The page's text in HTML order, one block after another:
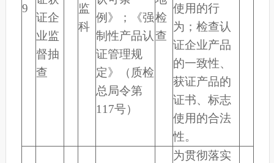
9
证企
业监
督抽
查
监
科
例》；《强
制性产品认
证管理规
定》（质检
总局令第
117号）
检
查
使用的行
为；检查认
证企业产品
的一致性、
获证产品的
证书、标志
使用的合法
性。
为贯彻落实